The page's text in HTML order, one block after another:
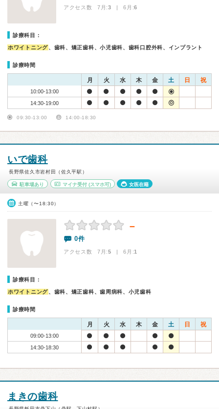
アクセス数 7月:3 | 6月:6
診療科目：
ホワイトニング、歯科、矯正歯科、小児歯科、歯科口腔外科、インプラント
診療時間
月 火 水 木 金 土 日 祝
10:00-13:00
14:30-19:00
09:30-13:00 14:00-18:30
いで歯科
長野県佐久市岩村田（佐久平駅）
駐車場あり マイナ受付(スマホ可) 女医在籍
土曜（〜18:30）
－
0件
アクセス数 7月:5 | 6月:1
診療科目：
ホワイトニング、歯科、矯正歯科、歯周病科、小児歯科
診療時間
月 火 水 木 金 土 日 祝
09:00-13:00
14:30-18:30
まきの歯科